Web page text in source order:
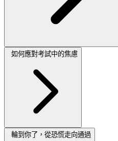
如何應對考試中的焦慮
輪到你了，從恐慌走向通過